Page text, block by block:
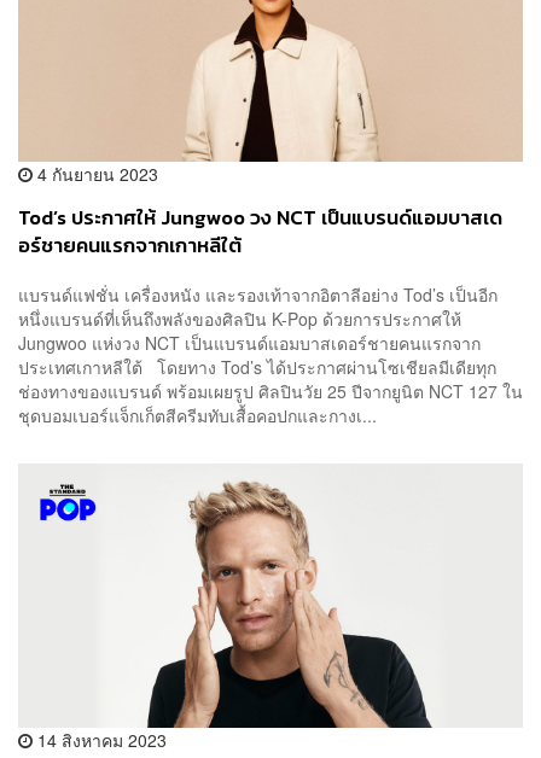
4 กันยายน 2023
Tod’s ประกาศให้ Jungwoo วง NCT เป็นแบรนด์แอมบาสเด
อร์ชายคนแรกจากเกาหลีใต้
แบรนด์แฟชั่น เครื่องหนัง และรองเท้าจากอิตาลีอย่าง Tod’s เป็นอีก
หนึ่งแบรนด์ที่เห็นถึงพลังของศิลปิน K-Pop ด้วยการประกาศให้
Jungwoo แห่งวง NCT เป็นแบรนด์แอมบาสเดอร์ชายคนแรกจาก
ประเทศเกาหลีใต้ โดยทาง Tod’s ได้ประกาศผ่านโซเชียลมีเดียทุก
ช่องทางของแบรนด์ พร้อมเผยรูป ศิลปินวัย 25 ปีจากยูนิต NCT 127 ใน
ชุดบอมเบอร์แจ็กเก็ตสีครีมทับเสื้อคอปกและกางเ...
14 สิงหาคม 2023